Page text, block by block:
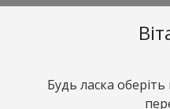
грн.
Будь ласка